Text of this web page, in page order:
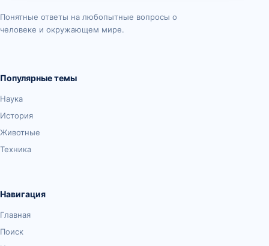
Понятные ответы на любопытные вопросы о
человеке и окружающем мире.
Популярные темы
Наука
История
Животные
Техника
Навигация
Главная
Поиск